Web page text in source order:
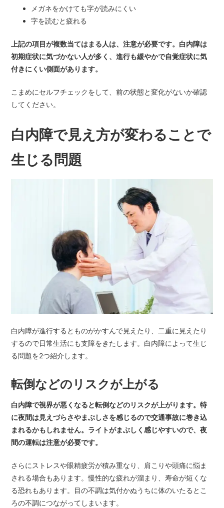
メガネをかけても字が読みにくい
字を読むと疲れる
上記の項目が複数当てはまる人は、注意が必要です。白内障は
初期症状に気づかない人が多く、進行も緩やかで自覚症状に気
付きにくい側面があります。
こまめにセルフチェックをして、前の状態と変化がないか確認
してください。
白内障で見え方が変わることで
生じる問題
白内障が進行するとものがかすんで見えたり、二重に見えたり
するので日常生活にも支障をきたします。白内障によって生じ
る問題を2つ紹介します。
転倒などのリスクが上がる
白内障で視界が悪くなると転倒などのリスクが上がります。特
に夜間は見えづらさやまぶしさを感じるので交通事故に巻き込
まれるかもしれません。ライトがまぶしく感じやすいので、夜
間の運転は注意が必要です。
さらにストレスや眼精疲労が積み重なり、肩こりや頭痛に悩ま
される場合もあります。慢性的な疲れが溜まり、寿命が短くな
る恐れもあります。目の不調は気付かぬうちに体のいたるとこ
ろの不調につながってしまいます。